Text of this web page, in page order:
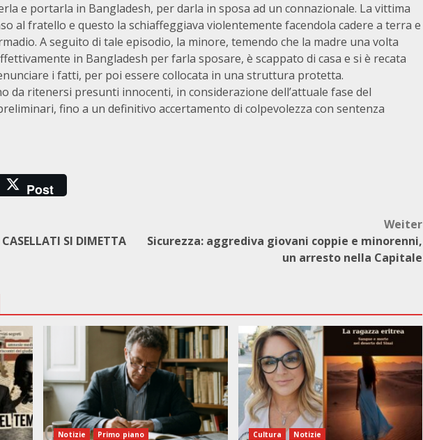
e portarla in Bangladesh, per darla in sposa ad un connazionale. La vittima
al fratello e questo la schiaffeggiava violentemente facendola cadere a terra e
A seguito di tale episodio, la minore, temendo che la madre una volta
in Bangladesh per farla sposare, è scappato di casa e si è recata
i fatti, per poi essere collocata in una struttura protetta.
da ritenersi presunti innocenti, in considerazione dell’attuale fase del
fino a un definitivo accertamento di colpevolezza con sentenza
Post
SI DIMETTA
Weiter
Sicurezza: aggrediva giovani coppie e minorenni,
un arresto nella Capitale
Notizie Primo piano Cultura Notizie